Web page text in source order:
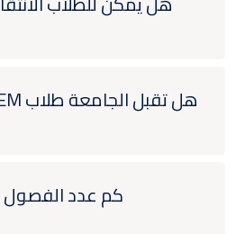
كم عدد الفصول